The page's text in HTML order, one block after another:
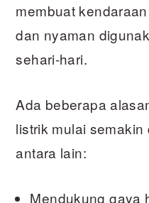
membuat
dan nyaman
sehari-hari.
Ada beberapa
listrik mulai
antara lain:
Mendukung gaya